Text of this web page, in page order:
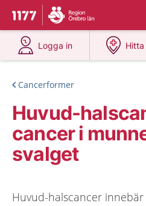
Till startsidan för 1177
Du har valt region
Logga in
på 1177.se
på
Cancerformer
Huvud-
cancer i
svalget
Huvud-halscancer